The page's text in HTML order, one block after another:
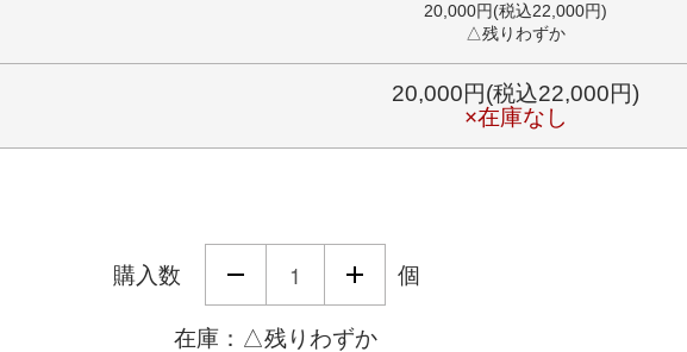
20,000円(税込22,000円)
△残りわずか
20,000円(税込22,000円)
×在庫なし
購入数 個
在庫：△残りわずか